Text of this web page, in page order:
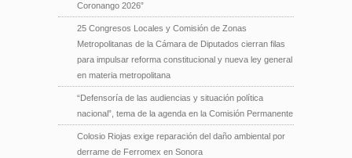
Coronango 2026”
25 Congresos Locales y Comisión de Zonas
Metropolitanas de la Cámara de Diputados cierran filas
para impulsar reforma constitucional y nueva ley general
en materia metropolitana
“Defensoría de las audiencias y situación política
nacional”, tema de la agenda en la Comisión Permanente
Colosio Riojas exige reparación del daño ambiental por
derrame de Ferromex en Sonora